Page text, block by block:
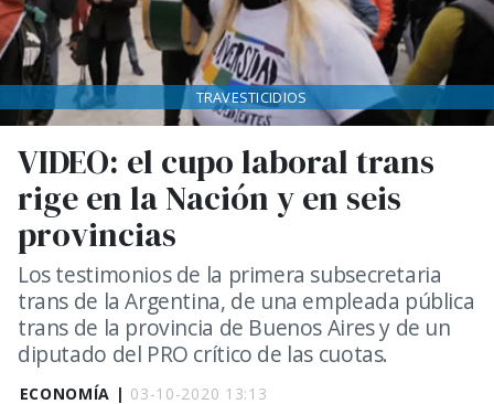
ECONOMÍA | 03-10-2020 13:13
VIDEO: el cupo laboral trans
rige en la Nación y en seis
provincias
Los testimonios de la primera subsecretaria
trans de la Argentina, de una empleada pública
trans de la provincia de Buenos Aires y de un
diputado del PRO crítico de las cuotas.
TRAVESTICIDIOS